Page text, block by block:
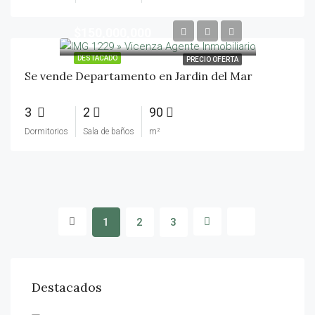
DESTACADO PRECIO OFERTA
Se vende Departamento en Jardin del Mar
3
Dormitorios
2
Sala de baños
90
m²
1 2 3
Destacados